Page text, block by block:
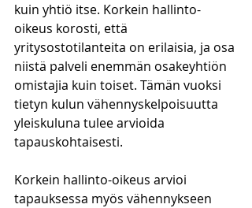
kuin yhtiö itse. Korkein hallinto-
oikeus korosti, että
yritysostotilanteita on erilaisia, ja osa
niistä palveli enemmän osakeyhtiön
omistajia kuin toiset. Tämän vuoksi
tietyn kulun vähennyskelpoisuutta
yleiskuluna tulee arvioida
tapauskohtaisesti.
Korkein hallinto-oikeus arvioi
tapauksessa myös vähennykseen